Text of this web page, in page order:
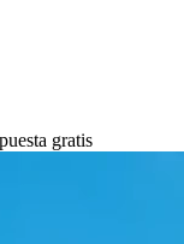
gratis